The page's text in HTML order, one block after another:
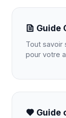
Guide
Tout savoir
pour votre
Guide